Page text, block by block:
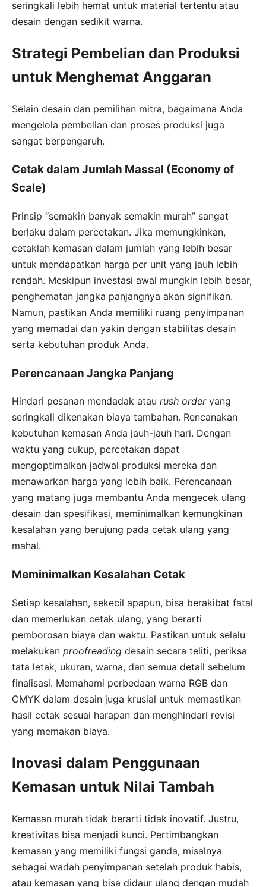
seringkali lebih hemat untuk material tertentu atau
desain dengan sedikit warna.
Strategi Pembelian dan Produksi
untuk Menghemat Anggaran
Selain desain dan pemilihan mitra, bagaimana Anda
mengelola pembelian dan proses produksi juga
sangat berpengaruh.
Cetak dalam Jumlah Massal (Economy of
Scale)
Prinsip “semakin banyak semakin murah” sangat
berlaku dalam percetakan. Jika memungkinkan,
cetaklah kemasan dalam jumlah yang lebih besar
untuk mendapatkan harga per unit yang jauh lebih
rendah. Meskipun investasi awal mungkin lebih besar,
penghematan jangka panjangnya akan signifikan.
Namun, pastikan Anda memiliki ruang penyimpanan
yang memadai dan yakin dengan stabilitas desain
serta kebutuhan produk Anda.
Perencanaan Jangka Panjang
Hindari pesanan mendadak atau rush orderyang
seringkali dikenakan biaya tambahan. Rencanakan
kebutuhan kemasan Anda jauh-jauh hari. Dengan
waktu yang cukup, percetakan dapat
mengoptimalkan jadwal produksi mereka dan
menawarkan harga yang lebih baik. Perencanaan
yang matang juga membantu Anda mengecek ulang
desain dan spesifikasi, meminimalkan kemungkinan
kesalahan yang berujung pada cetak ulang yang
mahal.
Meminimalkan Kesalahan Cetak
Setiap kesalahan, sekecil apapun, bisa berakibat fatal
dan memerlukan cetak ulang, yang berarti
pemborosan biaya dan waktu. Pastikan untuk selalu
melakukan proofreading desain secara teliti, periksa
tata letak, ukuran, warna, dan semua detail sebelum
finalisasi. Memahami perbedaan warna RGB dan
CMYK dalam desain juga krusial untuk memastikan
hasil cetak sesuai harapan dan menghindari revisi
yang memakan biaya.
Inovasi dalam Penggunaan
Kemasan untuk Nilai Tambah
Kemasan murah tidak berarti tidak inovatif. Justru,
kreativitas bisa menjadi kunci. Pertimbangkan
kemasan yang memiliki fungsi ganda, misalnya
sebagai wadah penyimpanan setelah produk habis,
atau kemasan yang bisa didaur ulang dengan mudah